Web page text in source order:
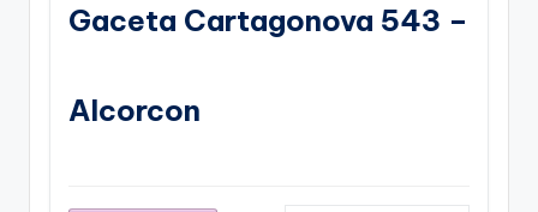
Gaceta Cartagonova 543 –
Alcorcon